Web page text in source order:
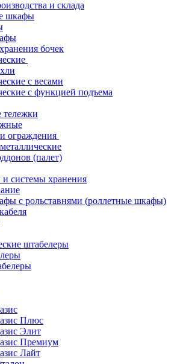
и склада
шкафы
бочек
с весами
с функцией подъема
тележки
ограждения
(палет)
системы хранения
с рольставнями (роллетные шкафы)
штабелеры
Плюс
Элит
Премиум
Лайт